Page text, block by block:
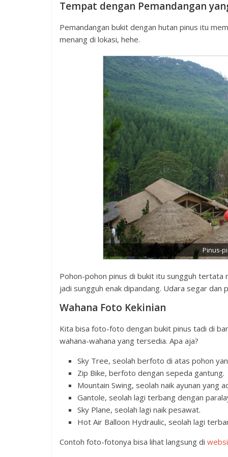
Tempat dengan Pemandangan
Pemandangan bukit dengan hutan pinus itu
menang di lokasi, hehe.
Pinus-
Pohon-pohon pinus di bukit itu sungguh tertata
jadi sungguh enak dipandang. Udara segar dan
Wahana Foto Kekinian
Kita bisa foto-foto dengan bukit pinus tadi di
wahana-wahana yang tersedia. Apa aja?
Sky Tree, seolah berfoto di atas pohon
Zip Bike, berfoto dengan sepeda gantung.
Mountain Swing, seolah naik ayunan yang
Gantole, seolah lagi terbang dengan
Sky Plane, seolah lagi naik pesawat.
Hot Air Balloon Hydraulic, seolah lagi
Contoh foto-fotonya bisa lihat langsung di